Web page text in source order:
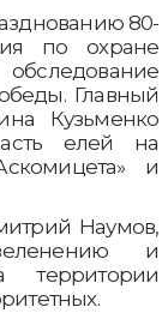
80-
по охране
Главный
Кузьменко
елей на
и
Наумов,
и
территории